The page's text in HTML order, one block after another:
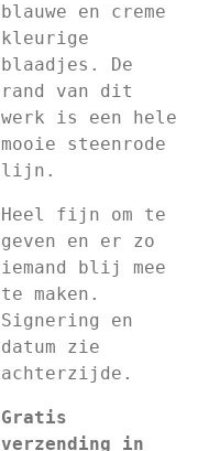
blauwe en creme
kleurige
blaadjes. De
rand van dit
werk is een hele
mooie steenrode
lijn.
Heel fijn om te
geven en er zo
iemand blij mee
te maken.
Signering en
datum zie
achterzijde.
Gratis
verzending in